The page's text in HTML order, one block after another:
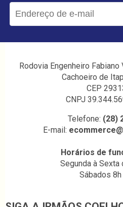
Rodovia Engenheiro
Cachoeiro de
CEP
CNPJ
Telefone: (28)
E-mail:
Horários de
Segunda à Sexta
Sábados